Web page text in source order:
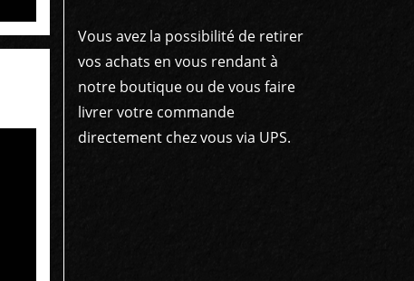
Vous avez la possibilité de retirer
vos achats en vous rendant à
notre boutique ou de vous faire
livrer votre commande
directement chez vous via UPS.